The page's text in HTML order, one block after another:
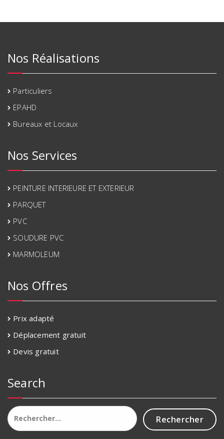
Nos Réalisations
Particuliers
EPAHD
Bureaux et Locaux
Nos Services
PEINTURE INTERIEURE ET EXTERIEUR
PARQUET
PVC
SOUDURE PVC
MARMOLEUM
Nos Offres
Prix adapté
Déplacement gratuit
Devis gratuit
Search
Rechercher :